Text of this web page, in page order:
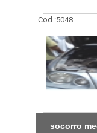
Cod.:5048
socorro